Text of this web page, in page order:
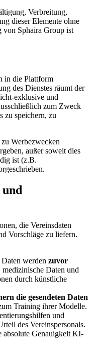
Verbreitung,
dieser Elemente ohne
von Sphaira Group ist
in die Plattform
des Dienstes räumt der
exklusive und
zum Zweck
zu speichern, zu
Werbezwecken
außer soweit dies
ist (z.B.
die Vereinsdaten
Vorschläge zu liefern.
werden zuvor
Daten und
durch künstliche
die gesendeten Daten
Training ihrer Modelle.
und
des Vereinspersonals.
absolute Genauigkeit KI-